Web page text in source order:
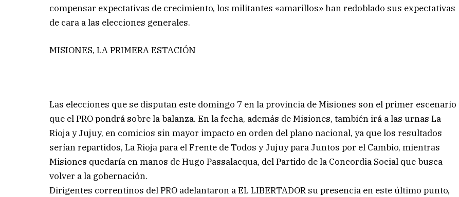
compensar expectativas de crecimiento, los militantes «amarillos» han redoblado sus expectativas
de cara a las elecciones generales.
MISIONES, LA PRIMERA ESTACIÓN
Las elecciones que se disputan este domingo 7 en la provincia de Misiones son el primer escenario
que el PRO pondrá sobre la balanza. En la fecha, además de Misiones, también irá a las urnas La
Rioja y Jujuy, en comicios sin mayor impacto en orden del plano nacional, ya que los resultados
serían repartidos, La Rioja para el Frente de Todos y Jujuy para Juntos por el Cambio, mientras
Misiones quedaría en manos de Hugo Passalacqua, del Partido de la Concordia Social que busca
volver a la gobernación.
Dirigentes correntinos del PRO adelantaron a EL LIBERTADOR su presencia en este último punto,